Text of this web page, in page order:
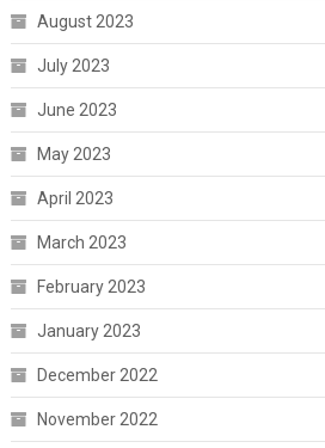
August 2023
July 2023
June 2023
May 2023
April 2023
March 2023
February 2023
January 2023
December 2022
November 2022